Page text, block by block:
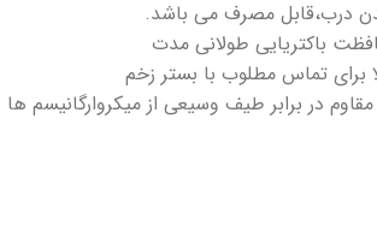
باکتریایی طولانی مدت
برای تماس مطلوب با بستر زخم
در برابر طیف وسیعی از میکروارگانیسم ها